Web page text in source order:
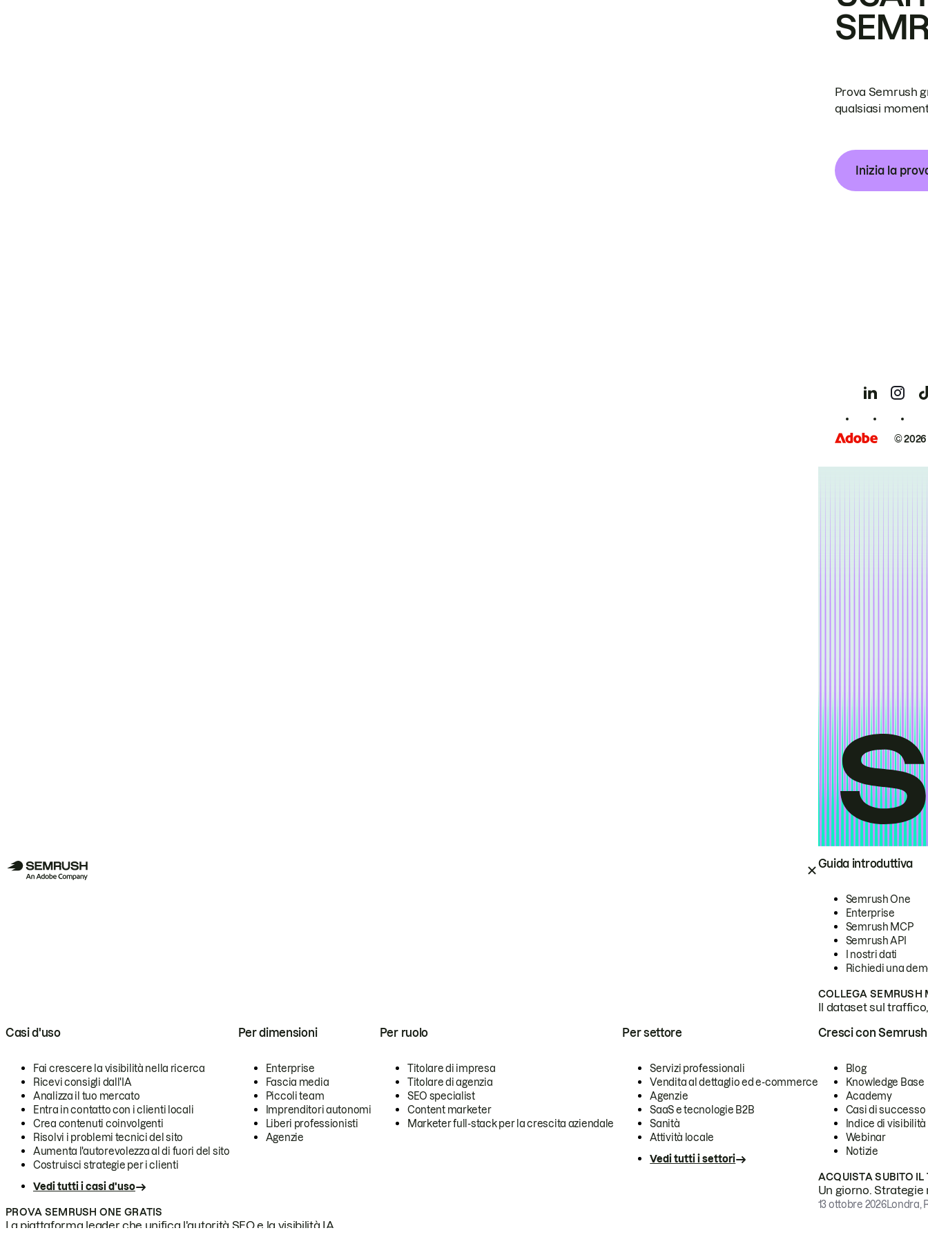
Guida introduttiva
Semrush One
Enterprise
Semrush MCP
Semrush API
I nostri dati
Richiedi una
COLLEGA SEMRUSH
Il dataset sul
Casi d'uso
Fai crescere la visibilità nella ricerca
Ricevi consigli dall'IA
Analizza il tuo mercato
Entra in contatto con i clienti locali
Crea contenuti coinvolgenti
Risolvi i problemi tecnici del sito
Aumenta l'autorevolezza al di fuori del sito
Costruisci strategie per i clienti
Vedi tutti i casi d'uso
Per dimensioni
Enterprise
Fascia media
Piccoli team
Imprenditori autonomi
Liberi professionisti
Agenzie
Per ruolo
Titolare di impresa
Titolare di agenzia
SEO specialist
Content marketer
Marketer full-stack per la crescita aziendale
Per settore
Servizi professionali
Vendita al dettaglio ed e-commerce
Agenzie
SaaS e tecnologie B2B
Sanità
Attività locale
Vedi tutti i settori
PROVA SEMRUSH ONE GRATIS
La piattaforma leader che unifica l'autorità SEO e la visibilità IA.
Cresci con Semrush
Blog
Knowledge Base
Academy
Casi di successo
Indice di visibilità
Webinar
Notizie
ACQUISTA SUBITO IL
Un giorno.
13 ottobre 2026Londra,
Prova Semrush
qualsiasi
Inizia la
©